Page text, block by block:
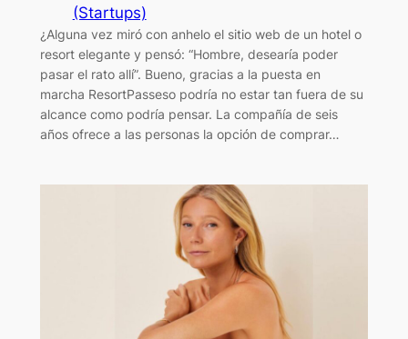
(Startups)
¿Alguna vez miró con anhelo el sitio web de un hotel o
resort elegante y pensó: “Hombre, desearía poder
pasar el rato allí”. Bueno, gracias a la puesta en
marcha ResortPasseso podría no estar tan fuera de su
alcance como podría pensar. La compañía de seis
años ofrece a las personas la opción de comprar…